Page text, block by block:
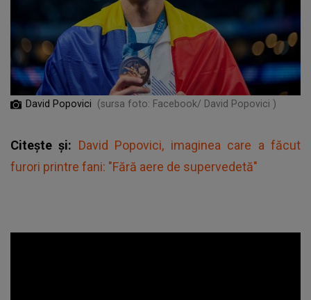
David Popovici (sursa foto: Facebook/ David Popovici )
Citește și: David Popovici, imaginea care a făcut
furori printre fani: "Fără aere de supervedetă"